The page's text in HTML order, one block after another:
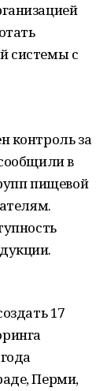
системы с
контроль за
в
пищевой
17
Перми,